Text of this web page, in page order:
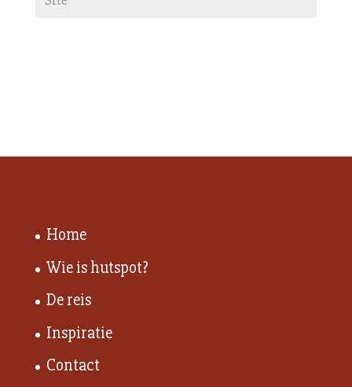
Home
Wie is hutspot?
De reis
Inspiratie
Contact